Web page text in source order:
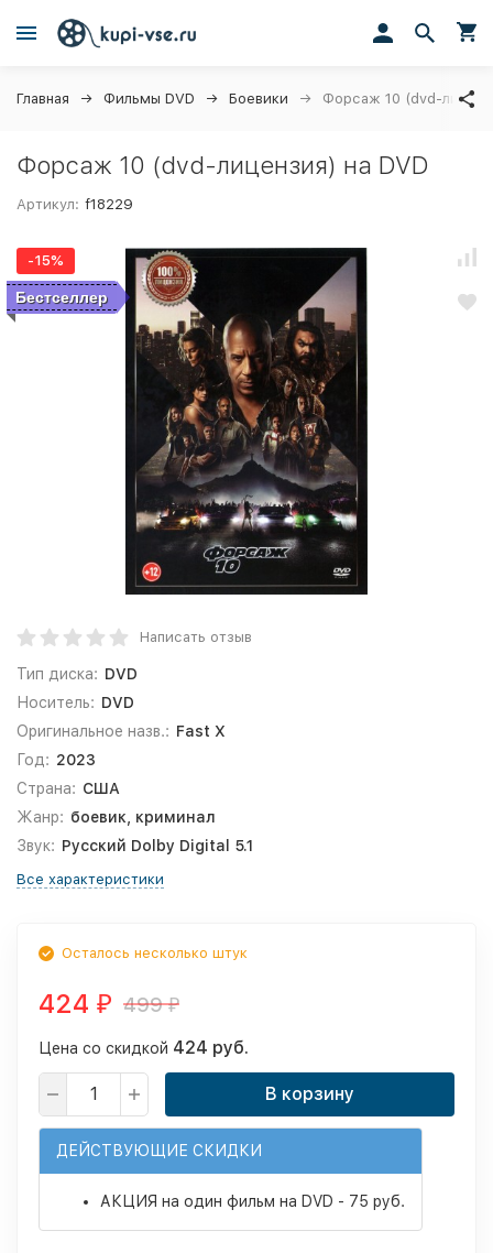
Главная Фильмы DVD Боевики Форсаж 10 (dvd-
Форсаж 10 (dvd-лицензия) на DVD
Артикул: f18229
-15%
Бестселлер
Написать отзыв
Тип диска: DVD
Носитель: DVD
Оригинальное назв.: Fast X
Год: 2023
Страна: США
Жанр: боевик, криминал
Звук: Русский Dolby Digital 5.1
Все характеристики
Осталось несколько штук
424 ₽ 499₽
Цена со скидкой 424 руб.
В корзину
ДЕЙСТВУЮЩИЕ СКИДКИ
АКЦИЯ на один фильм на DVD - 75 руб.